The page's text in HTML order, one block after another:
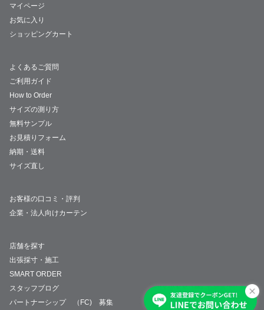
マイページ
お気に入り
ショッピングカート
よくあるご質問
ご利用ガイド
How to Order
サイズの測り方
無料サンプル
お見積りフォーム
納期・送料
サイズ直し
お客様の口コミ・評判
企業・法人向けカーテン
店舗を探す
出張採寸・施工
SMART ORDER
スタッフブログ
パートナーシップ （FC) 募集